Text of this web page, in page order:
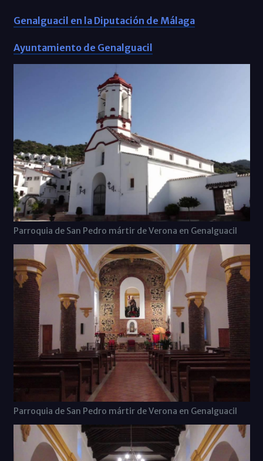
Genalguacil en la Diputación de Málaga
Ayuntamiento de Genalguacil
Parroquia de San Pedro mártir de Verona en Genalguacil
Parroquia de San Pedro mártir de Verona en Genalguacil